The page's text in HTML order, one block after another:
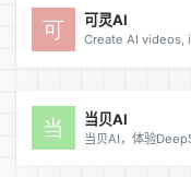
可灵AI
当贝AI